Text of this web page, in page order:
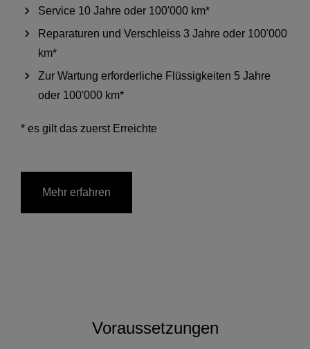
Service 10 Jahre oder 100'000 km*
Reparaturen und Verschleiss 3 Jahre oder 100'000
km*
Zur Wartung erforderliche Flüssigkeiten 5 Jahre
oder 100'000 km*
* es gilt das zuerst Erreichte
Mehr erfahren
Voraussetzungen